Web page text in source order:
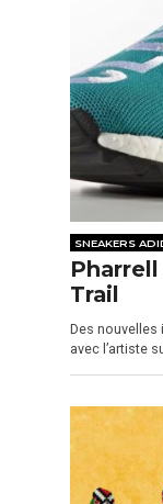
SNEAKERS
Trail
Des nouvelles
avec l’artiste